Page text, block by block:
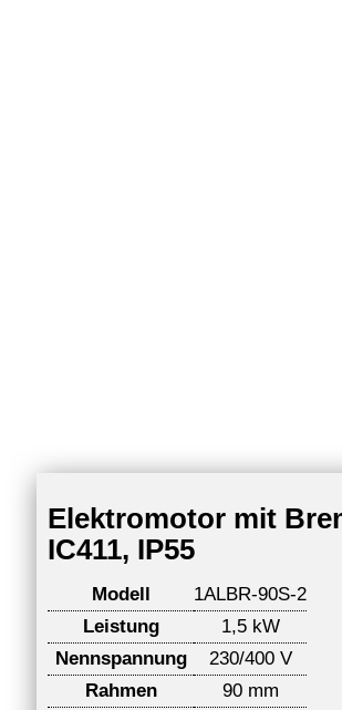
Elektromotor mit
IC411, IP55
Modell
1ALBR-90S-2
Leistung
1,5 kW
Nennspannung
230/400 V
Rahmen
90 mm